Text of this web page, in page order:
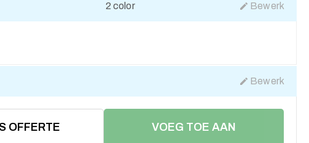
2 color Bewerk
Bewerk
OFFERTE VOEG TOE AAN